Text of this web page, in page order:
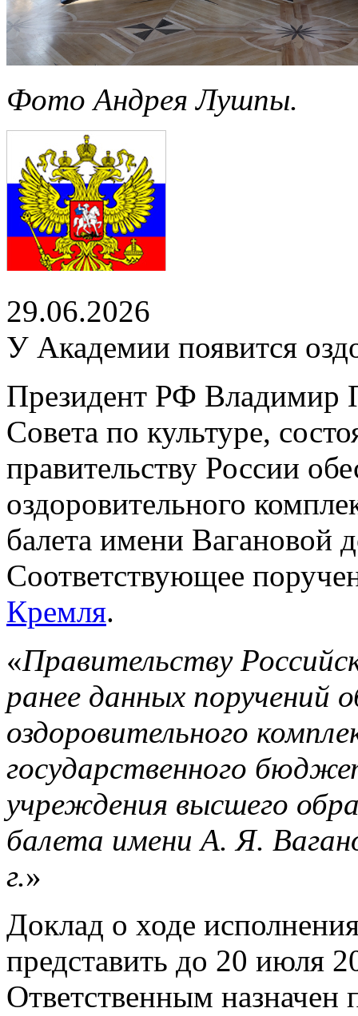
Фото Андрея Лушпы.
29.06.2026
У Академии появится
Президент РФ Владимир
Совета по культуре,
правительству России
оздоровительного
балета имени Вагановой
Соответствующее
Кремля.
«Правительству
ранее данных поручений
оздоровительного
государственного
учреждения высшего
балета имени А. Я.
г.»
Доклад о ходе
представить до 20 июля
Ответственным